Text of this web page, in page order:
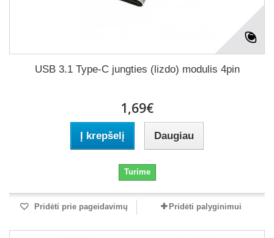
USB 3.1 Type-C jungties (lizdo) modulis 4pin
1,69€
Į krepšelį Daugiau
Turime
Pridėti prie pageidavimų Pridėti palyginimui